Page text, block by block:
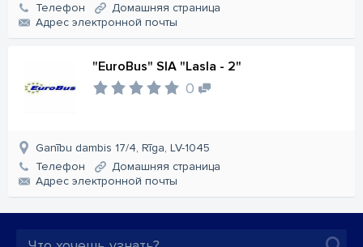
Телефон
Домашняя страница
Aдрес электронной почты
"EuroBus" SIA "Lasla - 2"
0
Ganību dambis 17/4, Rīga, LV-1045
Телефон
Домашняя страница
Aдрес электронной почты